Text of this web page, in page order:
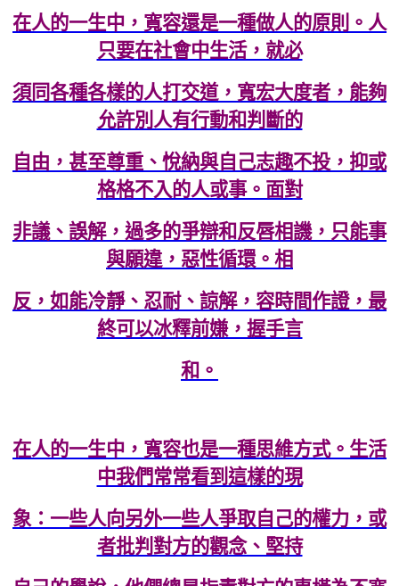
在人的一生中，寬容還是一種做人的原則。人
只要在社會中生活，就必
須同各種各樣的人打交道，寬宏大度者，能夠
允許別人有行動和判斷的
自由，甚至尊重、悅納與自己志趣不投，抑或
格格不入的人或事。面對
非議、誤解，過多的爭辯和反唇相譏，只能事
與願違，惡性循環。相
反，如能冷靜、忍耐、諒解，容時間作證，最
終可以冰釋前嫌，握手言
和。
在人的一生中，寬容也是一種思維方式。生活
中我們常常看到這樣的現
象：一些人向另外一些人爭取自己的權力，或
者批判對方的觀念、堅持